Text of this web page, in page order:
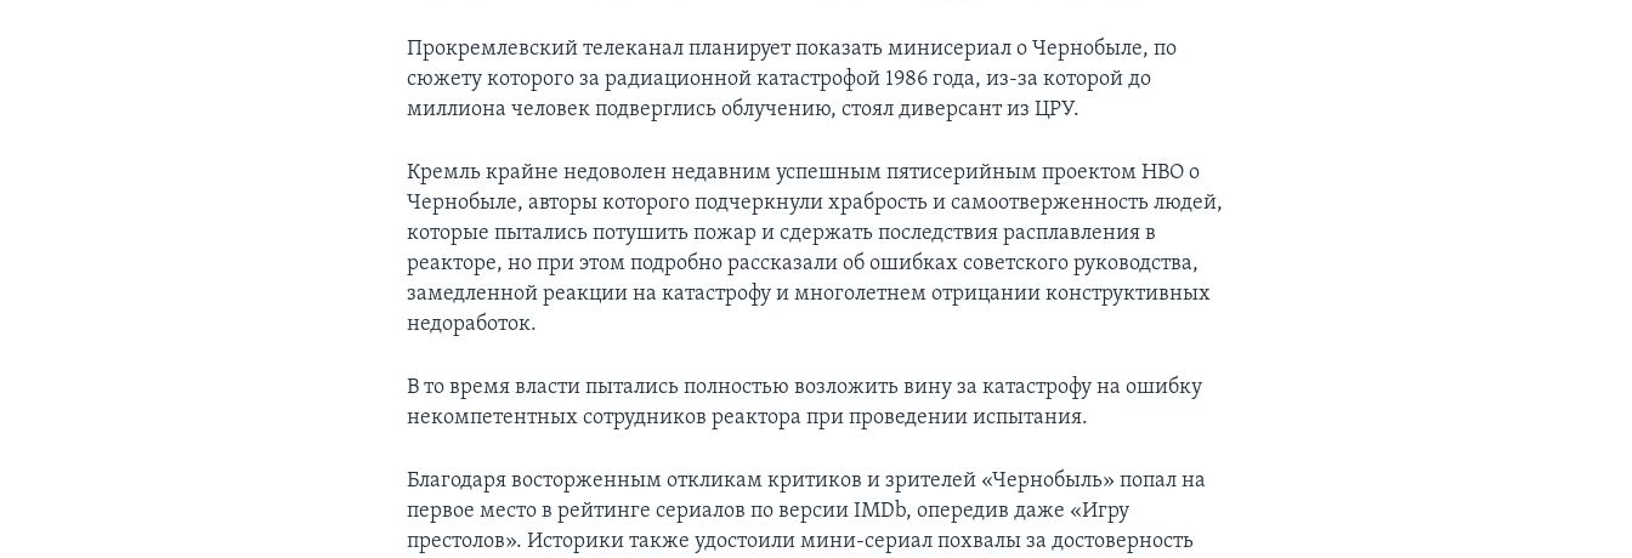
Прокремлевский телеканал планирует показать минисериал о Чернобыле, по
сюжету которого за радиационной катастрофой 1986 года, из-за которой до
миллиона человек подверглись облучению, стоял диверсант из ЦРУ.
Кремль крайне недоволен недавним успешным пятисерийным проектом HBO о
Чернобыле, авторы которого подчеркнули храбрость и самоотверженность людей,
которые пытались потушить пожар и сдержать последствия расплавления в
реакторе, но при этом подробно рассказали об ошибках советского руководства,
замедленной реакции на катастрофу и многолетнем отрицании конструктивных
недоработок.
В то время власти пытались полностью возложить вину за катастрофу на ошибку
некомпетентных сотрудников реактора при проведении испытания.
Благодаря восторженным откликам критиков и зрителей «Чернобыль» попал на
первое место в рейтинге сериалов по версии IMDb, опередив даже «Игру
престолов». Историки также удостоили мини-сериал похвалы за достоверность